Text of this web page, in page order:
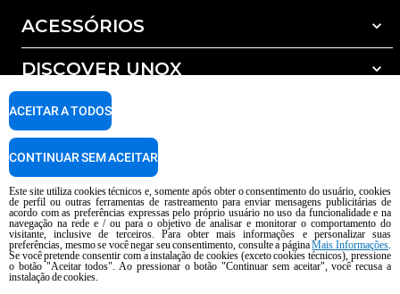
ACESSÓRIOS
Todos os acessórios
Detergents for automatic washing
Detergents for manual washing
Water treatment with resin filters
DISCOVER UNOX
Os nossos escritórios no mundo
SUPPORT
Garantia Unox
Encontre os Centros Service
copyright 2026 UNOX S.p.A. Todos os direitos reservados. Reg. Imp Pádua nº
04230750285 -. R.E.A. Pádua 372 835 - Cap. Soc € 5.000.000 i.v -. IVA /
CNPJ 04230750285 - IT WEEE Reg. No. IT08020000000377
AI Content Disclaimer Privacy policy Cookie policy
Este site utiliza cookies técnicos e, somente após obter o consentimento do usuário, cookies
de perfil ou outras ferramentas de rastreamento para enviar mensagens publicitárias de
acordo com as preferências expressas pelo próprio usuário no uso da funcionalidade e na
navegação na rede e / ou para o objetivo de analisar e monitorar o comportamento do
visitante, inclusive de terceiros. Para obter mais informações e personalizar suas
preferências, mesmo se você negar seu consentimento, consulte a páginaMais Informações.
Se você pretende consentir com a instalação de cookies (exceto cookies técnicos), pressione
o botão "Aceitar todos". Ao pressionar o botão "Continuar sem aceitar", você recusa a
instalação de cookies.
ACEITAR A TODOS
CONTINUAR SEM ACEITAR